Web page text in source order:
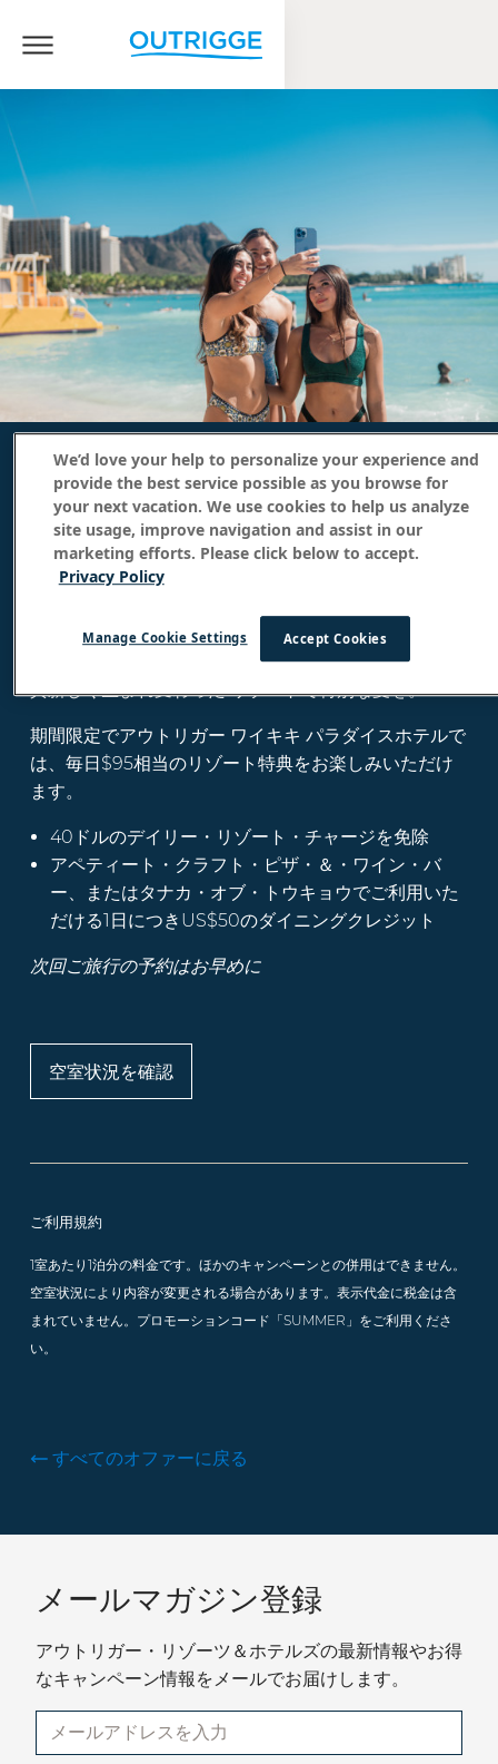
ワイキキで夏を満喫
最低表示価格$209～
今年は、カウアイ島の大自然に包まれる特別な夏を。
真新しく生まれ変わった リゾートで特別な夏を。
期間限定でアウトリガー ワイキキ パラダイスホテルで
は、毎日$95相当のリゾート特典をお楽しみいただけ
ます。
40ドルのデイリー・リゾート・チャージを免除
アペティート・ クラフト・ピザ・＆・ワイン・バ
ー、またはタナカ・オブ・トウキョウでご利用いた
だける1日につきUS$50のダイニングクレジット
次回ご旅行の予約はお早めに
空室状況を確認
ご利用規約
1室あたり1泊分の料金です。ほかのキャンペーンとの併用はできません。
空室状況により内容が変更される場合があります。表示代金に税金は含
まれていません。プロモーションコード「SUMMER」をご利用くださ
い。
すべてのオファーに戻る
メールマガジン登録
アウトリガー・リゾーツ＆ホテルズの最新情報やお得
なキャンペーン情報をメールでお届けします。
We’d love your help to personalize your experience and
provide the best service possible as you browse for
your next vacation. We use cookies to help us analyze
site usage, improve navigation and assist in our
marketing efforts. Please click below to accept.
Privacy Policy
Accept Cookies
Manage Cookie Settings